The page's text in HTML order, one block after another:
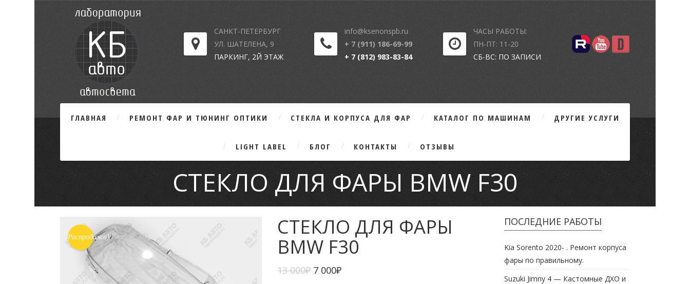
САНКТ-ПЕТЕРБУРГ
УЛ. ШАТЕЛЕНА, 9
ПАРКИНГ, 2Й ЭТАЖ
info@ksenonspb.ru
+ 7 (911) 186-69-99
+ 7 (812) 983-83-84
ЧАСЫ РАБОТЫ:
ПН-ПТ: 11-20
СБ-ВС: ПО ЗАПИСИ
ГЛАВНАЯ РЕМОНТ ФАР И ТЮНИНГ ОПТИКИ СТЕКЛА И КОРПУСА ДЛЯ ФАР КАТАЛОГ ПО МАШИНАМ ДРУГИЕ УСЛУГИ
LIGHT LABEL БЛОГ КОНТАКТЫ ОТЗЫВЫ
СТЕКЛО ДЛЯ ФАРЫ BMW F30
Распродажа! СТЕКЛО ДЛЯ ФАРЫ
BMW F30
13 000₽ 7 000₽
ПОСЛЕДНИЕ РАБОТЫ
Kia Sorento 2020- . Ремонт корпуса
фары по правильному.
Suzuki Jimny 4 — Кастомные ДХО и